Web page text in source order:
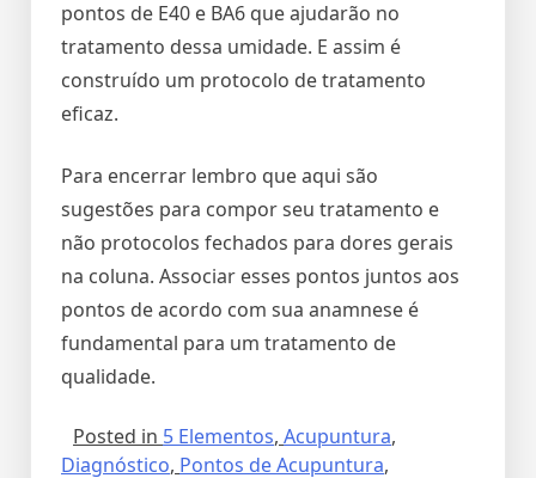
pontos de E40 e BA6 que ajudarão no
tratamento dessa umidade. E assim é
construído um protocolo de tratamento
eficaz.
Para encerrar lembro que aqui são
sugestões para compor seu tratamento e
não protocolos fechados para dores gerais
na coluna. Associar esses pontos juntos aos
pontos de acordo com sua anamnese é
fundamental para um tratamento de
qualidade.
Posted in 5 Elementos, Acupuntura,
Diagnóstico, Pontos de Acupuntura,